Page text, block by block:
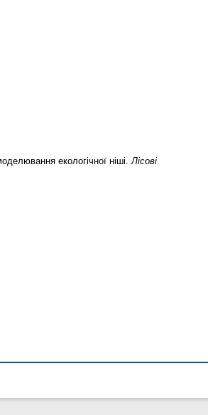
екологічної ніші.Лісові